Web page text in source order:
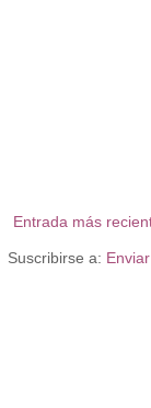
Entrada más
Suscribirse a: